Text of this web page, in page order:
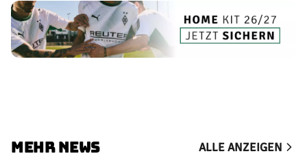
MEHR NEWS ALLE ANZEIGEN